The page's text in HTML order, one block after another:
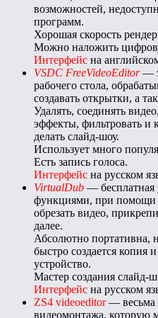
возможностей,
программ.
Хорошая скорость
Можно наложить
Интерфейс на
VSDC FreeVideoEditor—
рабочего стола,
создавать открытки, а
Удалять, соединять
эффекты, фильтровать и
делать слайд-шоу.
Использует много
Есть запись голоса.
Интерфейс на русском
VirtualDub — бесплатная
функциями, при помощи
обрезать видео,
далее.
Абсолютно портативна,
быстро создается копия
устройство.
Мастер создания слайд-
Интерфейс на русском
ZS4 videoeditor— весьма
видеомонтажа, которую